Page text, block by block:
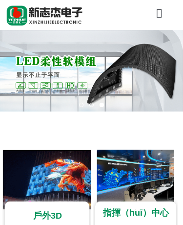
首頁
關於
產品
工程
戶外3D
指揮（huī）中心